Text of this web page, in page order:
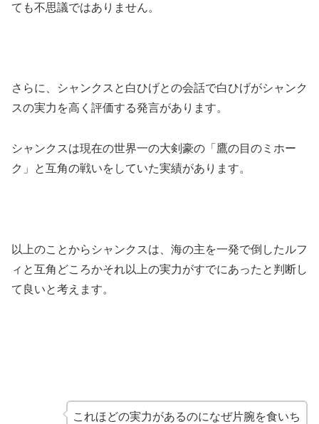
ても不思議ではありません。
さらに、シャンクスと白ひげとの会話で白ひげがシャンク
スの実力を高く評価する発言があります。
シャンクスは現在の世界一の大剣豪の「鷹の目のミホー
ク」と互角の戦いをしていた実績があります。
以上のことからシャンクスは、海の主を一発で倒したルフ
ィと互角どころかそれ以上の実力がすでにあったと判断し
て良いと考えます。
これほどの実力があるのになぜ片腕を食いち